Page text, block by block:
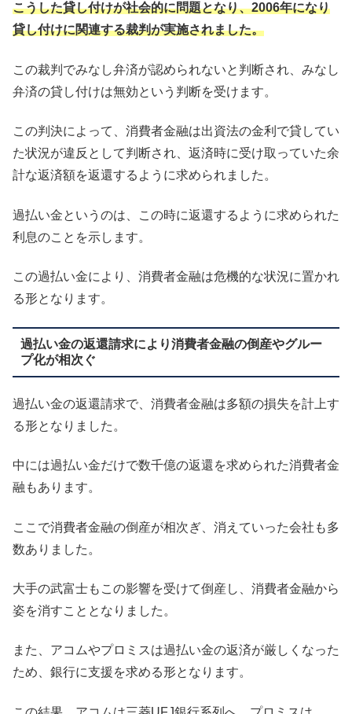
こうした貸し付けが社会的に問題となり、2006年になり
貸し付けに関連する裁判が実施されました。
この裁判でみなし弁済が認められないと判断され、みなし
弁済の貸し付けは無効という判断を受けます。
この判決によって、消費者金融は出資法の金利で貸してい
た状況が違反として判断され、返済時に受け取っていた余
計な返済額を返還するように求められました。
過払い金というのは、この時に返還するように求められた
利息のことを示します。
この過払い金により、消費者金融は危機的な状況に置かれ
る形となります。
過払い金の返還請求により消費者金融の倒産やグルー
プ化が相次ぐ
過払い金の返還請求で、消費者金融は多額の損失を計上す
る形となりました。
中には過払い金だけで数千億の返還を求められた消費者金
融もあります。
ここで消費者金融の倒産が相次ぎ、消えていった会社も多
数ありました。
大手の武富士もこの影響を受けて倒産し、消費者金融から
姿を消すこととなりました。
また、アコムやプロミスは過払い金の返済が厳しくなった
ため、銀行に支援を求める形となります。